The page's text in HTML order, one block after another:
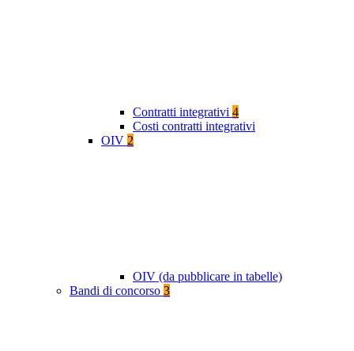
Contratti integrativi 4
Costi contratti integrativi
OIV 2
OIV (da pubblicare in tabelle)
Bandi di concorso 3